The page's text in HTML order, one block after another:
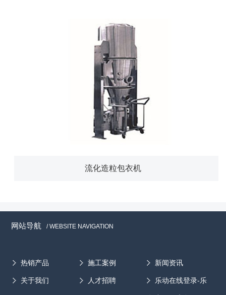
流化造粒包衣机
网站导航 / WEBSITE NAVIGATION
热销产品 施工案例 新闻资讯
关于我们 人才招聘 乐动在线登录-乐